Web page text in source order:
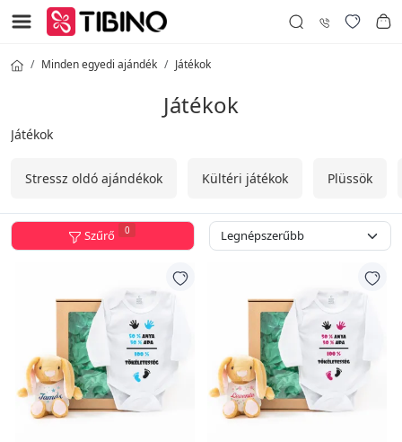
Minden egyedi ajándék Játékok
Játékok
Játékok
Stressz oldó ajándékok Kültéri játékok Plüssök
Szűrő 0